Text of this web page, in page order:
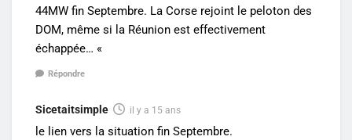
44MW fin Septembre. La Corse rejoint le peloton des
DOM, même si la Réunion est effectivement
échappée… «
Répondre
Sicetaitsimple il y a 15 ans
le lien vers la situation fin Septembre.